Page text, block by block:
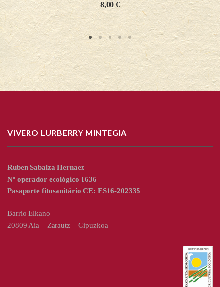
8,00€
VIVERO LURBERRY MINTEGIA
Ruben Sabalza Hernaez
Nº operador ecológico 1636
Pasaporte fitosanitário CE: ES16-202335
Barrio Elkano
20809 Aia – Zarautz – Gipuzkoa